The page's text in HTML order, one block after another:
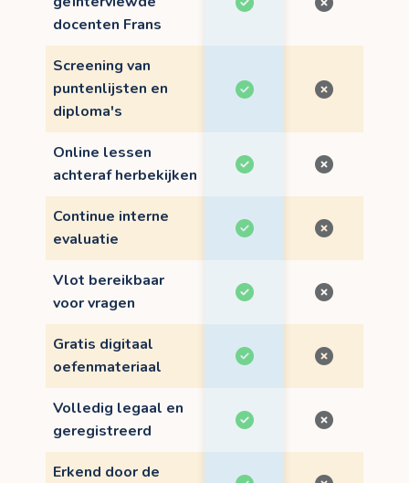
docenten Frans
Screening van
puntenlijsten en
diploma's
Online lessen
achteraf herbekijken
Continue interne
evaluatie
Vlot bereikbaar
voor vragen
Gratis digitaal
oefenmateriaal
Volledig legaal en
geregistreerd
Erkend door de